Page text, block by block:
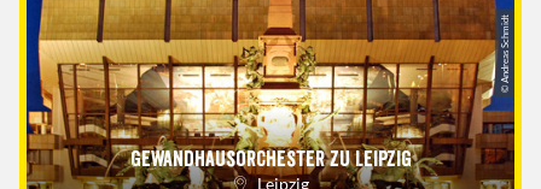
Gewandhausorchester zu Leipzig
Leipzig
© Andreas Schmidt